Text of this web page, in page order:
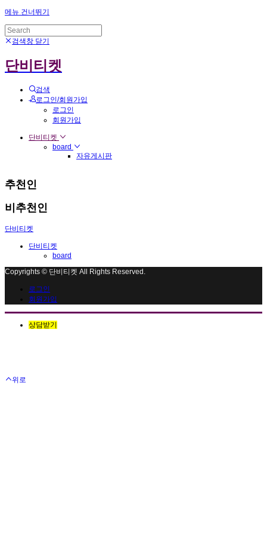
메뉴 건너뛰기
검색창 닫기
단비티켓
검색
로그인/회원가입
로그인
회원가입
단비티켓
board
자유게시판
추천인
비추천인
단비티켓
단비티켓
board
Copyrights © 단비티켓 All Rights Reserved.
로그인
회원가입
상담받기
위로